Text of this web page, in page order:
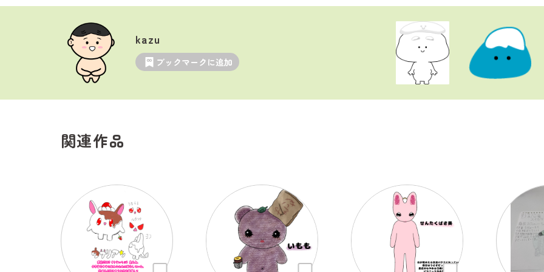
kazu
ブックマークに追加
関連作品